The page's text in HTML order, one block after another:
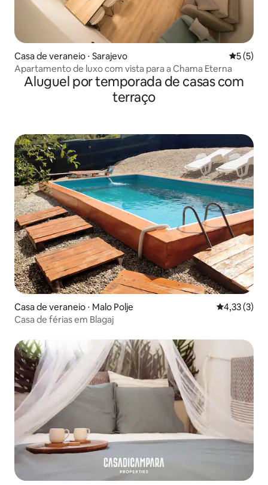
Casa de veraneio ⋅ Sarajevo 5 de
5 (5)
Apartamento de luxo com vista para a Chama Eterna
Aluguel por temporada de casas com
terraço
Casa de veraneio ⋅ Malo Polje 4,33 de
4,33 (3)
Casa de férias em Blagaj